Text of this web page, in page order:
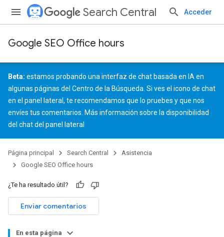
Search Central Acceder
Google SEO Office hours
Beta: estamos probando una interfaz de chat basada en IA en
algunas páginas del Centro de la Búsqueda. Si ves el icono de chat
en el panel lateral, te recomendamos que lo pruebes y que nos
envíes tus comentarios Más información sobre la disponibilidad
del chat del panel lateral
Página principal Search Central
Asistencia
Google SEO Office hours
¿Te ha resultado útil?
Enviar comentarios
En esta página